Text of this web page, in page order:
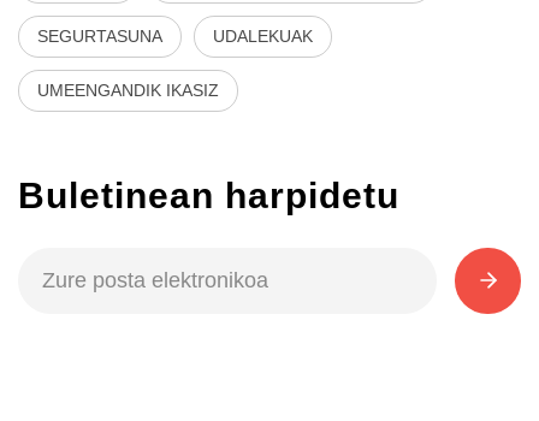
SEGURTASUNA UDALEKUAK
UMEENGANDIK IKASIZ
Buletinean harpidetu